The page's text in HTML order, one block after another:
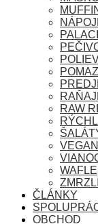
RAW
WAFLE
ČLÁNKY
OBCHOD